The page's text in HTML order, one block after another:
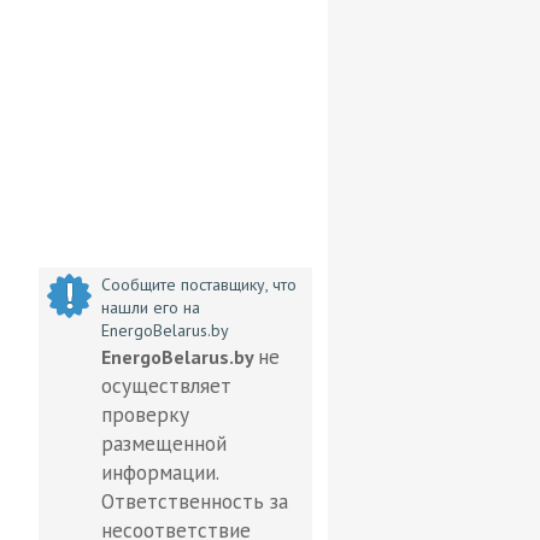
Сообщите поставщику, что
нашли его на
EnergoBelarus.by
EnergoBelarus.by не
осуществляет
проверку
размещенной
информации.
Ответственность за
несоответствие